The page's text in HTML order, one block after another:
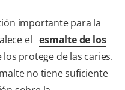
importante para la
el esmalte de los
los protege de las caries.
no tiene suficiente